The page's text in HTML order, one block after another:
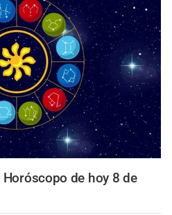
Horóscopo de hoy 8 de